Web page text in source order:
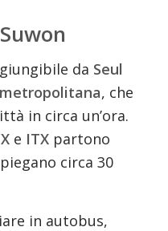
da Seul
, che
in circa un’ora.
e ITXpartono
circa 30
in autobus,